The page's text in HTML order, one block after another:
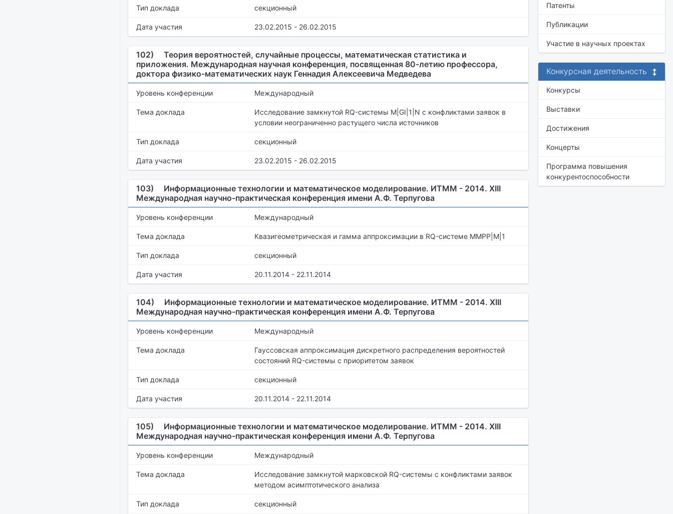
Тип доклада секционный
Дата участия 23.02.2015 - 26.02.2015
102)
Теория вероятностей, случайные процессы, математическая статистика и
приложения. Международная научная конференция, посвященная 80-летию профессора,
доктора физико-математических наук Геннадия Алексеевича Медведева
Уровень конференции Международный
Тема доклада
Исследование замкнутой RQ-системы M|GI|1|N с конфликтами заявок в
условии неограниченно растущего числа источников
Тип доклада секционный
Дата участия 23.02.2015 - 26.02.2015
103)
Информационные технологии и математическое моделирование. ИТММ - 2014. XIII
Международная научно-практическая конференция имени А.Ф. Терпугова
Уровень конференции Международный
Тема доклада Квазигеометрическая и гамма аппроксимации в RQ-системе MMPP|M|1
Тип доклада секционный
Дата участия 20.11.2014 - 22.11.2014
104)
Информационные технологии и математическое моделирование. ИТММ - 2014. XIII
Международная научно-практическая конференция имени А.Ф. Терпугова
Уровень конференции Международный
Тема доклада
Гауссовская аппроксимация дискретного распределения вероятностей
состояний RQ-системы с приоритетом заявок
Тип доклада секционный
Дата участия 20.11.2014 - 22.11.2014
105)
Информационные технологии и математическое моделирование. ИТММ - 2014. XIII
Международная научно-практическая конференция имени А.Ф. Терпугова
Уровень конференции Международный
Тема доклада
Исследование замкнутой марковской RQ-системы с конфликтами заявок
методом асимптотического анализа
Тип доклада секционный
Патенты
Публикации
Участие в научных проектах
Конкурсная деятельность
Конкурсы
Выставки
Достижения
Концерты
Программа повышения
конкурентоспособности